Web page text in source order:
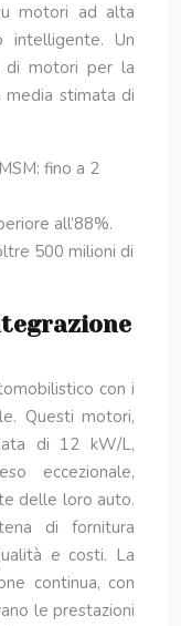
motori ad alta
intelligente. Un
di motori per la
media stimata di
fino a 2
all’88%.
500 milioni di
con i
Questi motori,
di 12 kW/L,
eccezionale,
delle loro auto.
di fornitura
e costi. La
continua, con
le prestazioni